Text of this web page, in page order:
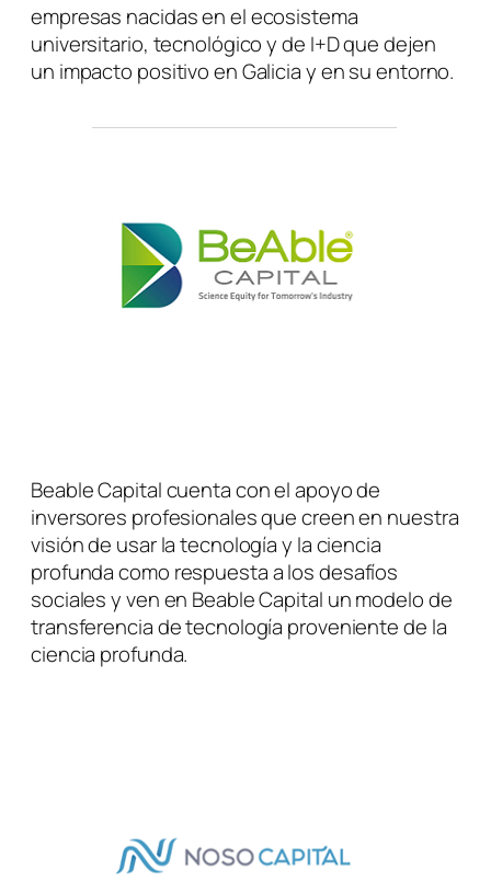
empresas nacidas en el ecosistema
universitario, tecnológico y de I+D que dejen
un impacto positivo en Galicia y en su entorno.
Beable Capital cuenta con el apoyo de
inversores profesionales que creen en nuestra
visión de usar la tecnología y la ciencia
profunda como respuesta a los desafíos
sociales y ven en Beable Capital un modelo de
transferencia de tecnología proveniente de la
ciencia profunda.